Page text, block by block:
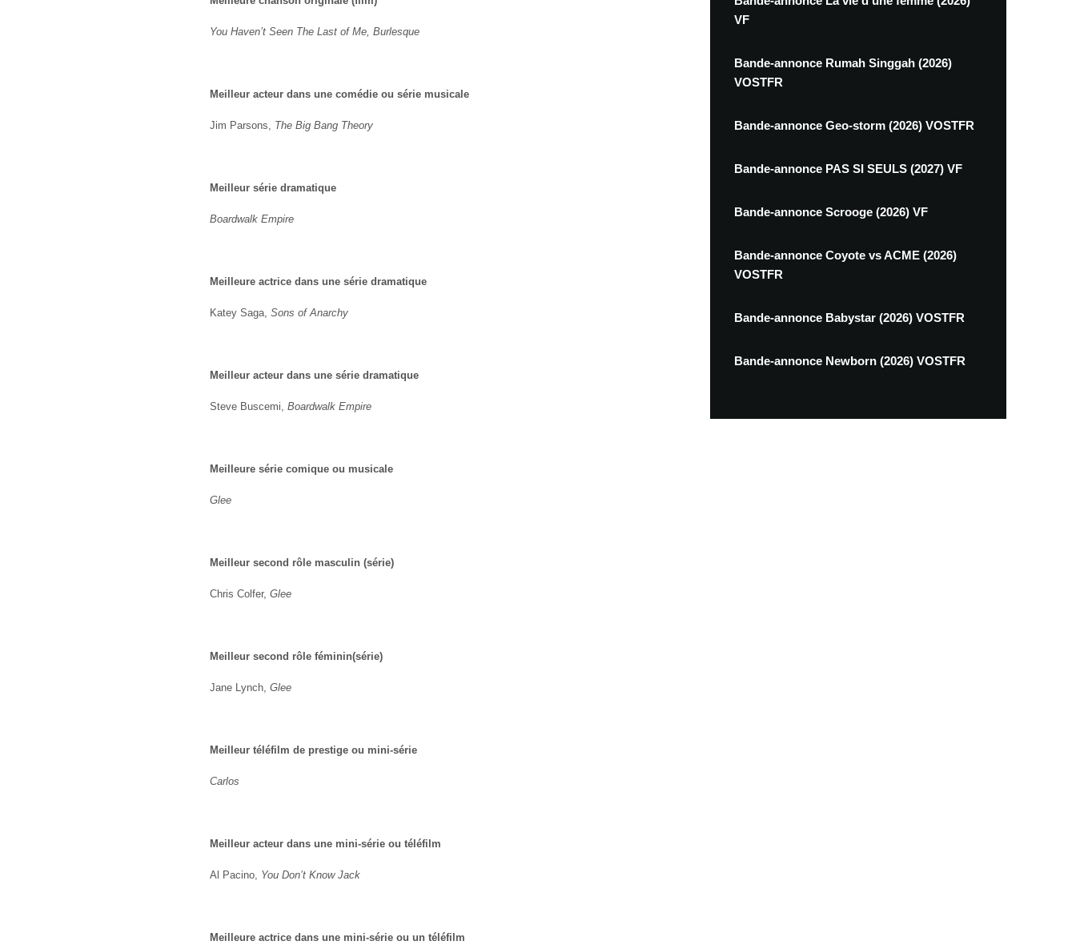
You Haven’t Seen The Last of Me, Burlesque
Meilleur acteur dans une comédie ou série musicale
Jim Parsons, The Big Bang Theory
Meilleur série dramatique
Boardwalk Empire
Meilleure actrice dans une série dramatique
Katey Saga, Sons of Anarchy
Meilleur acteur dans une série dramatique
Steve Buscemi, Boardwalk Empire
Meilleure série comique ou musicale
Glee
Meilleur second rôle masculin (série)
Chris Colfer, Glee
Meilleur second rôle féminin(série)
Jane Lynch, Glee
Meilleur téléfilm de prestige ou mini-série
Carlos
Meilleur acteur dans une mini-série ou téléfilm
Al Pacino, You Don’t Know Jack
Meilleure actrice dans une mini-série ou un téléfilm
VF
Bande-annonce Rumah Singgah (2026)
VOSTFR
Bande-annonce Geo-storm (2026) VOSTFR
Bande-annonce PAS SI SEULS (2027) VF
Bande-annonce Scrooge (2026) VF
Bande-annonce Coyote vs ACME (2026)
VOSTFR
Bande-annonce Babystar (2026) VOSTFR
Bande-annonce Newborn (2026) VOSTFR